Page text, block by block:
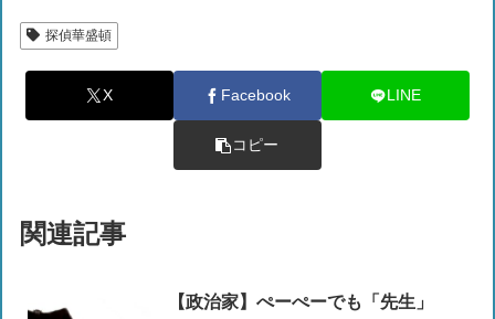
探偵華盛頓
X Facebook LINE
コピー
関連記事
【政治家】ぺーぺーでも「先生」